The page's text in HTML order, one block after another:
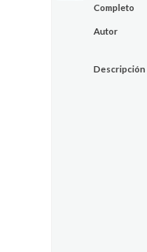
Completo
Autor
Descripción